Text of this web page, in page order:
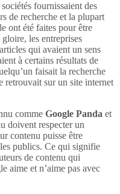
fournissaient des
de recherche et la plupart
ont été faites pour être
les entreprises
qui avaient un sens
à certains résultats de
faisait la recherche
retrouvait sur un site internet
comme Google Panda et
doivent respecter un
contenu puisse être
publics. Ce qui signifie
de contenu qui
aime et n’aime pas avec